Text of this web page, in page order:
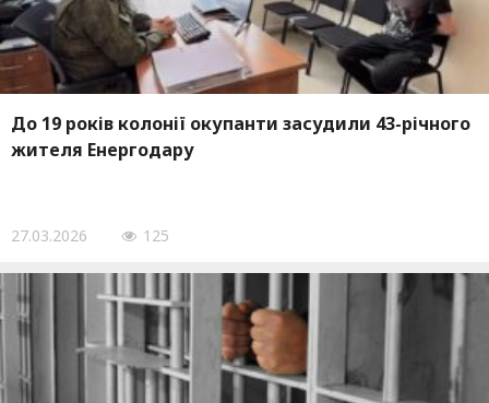
До 19 років колонії окупанти засудили 43-річного
жителя Енергодару
27.03.2026 125